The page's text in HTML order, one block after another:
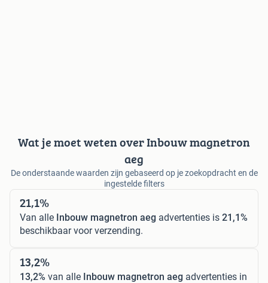
Wat je moet weten over Inbouw magnetron
aeg
De onderstaande waarden zijn gebaseerd op je zoekopdracht en de
ingestelde filters
21,1%
Van alle Inbouw magnetron aeg advertenties is 21,1%
beschikbaar voor verzending.
13,2%
13,2% van alle Inbouw magnetron aeg advertenties in